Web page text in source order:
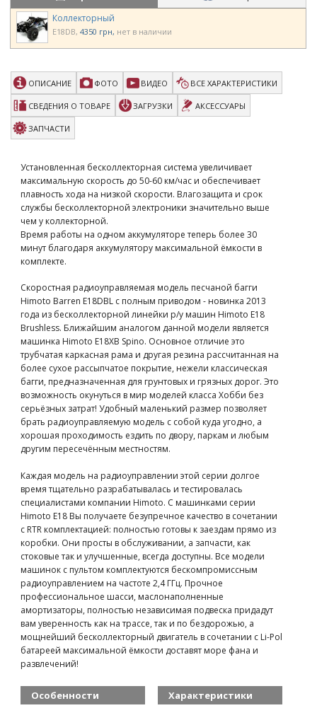
Коллекторный
E18DB 4350 грн нет в наличии
ОПИСАНИЕ ФОТО ВИДЕО ВСЕ ХАРАКТЕРИСТИКИ
СВЕДЕНИЯ О ТОВАРЕ ЗАГРУЗКИ АКСЕССУАРЫ
ЗАПЧАСТИ
Установленная бесколлекторная система увеличивает
максимальную скорость до 50-60 км/час и обеспечивает
плавность хода на низкой скорости. Влагозащита и срок
службы бесколлекторной электроники значительно выше
чем у коллекторной.
Время работы на одном аккумуляторе теперь более 30
минут благодаря аккумулятору максимальной ёмкости в
комплекте.
Скоростная радиоуправляемая модель песчаной багги
Himoto Barren E18DBL с полным приводом - новинка 2013
года из бесколлекторной линейки р/у машин Himoto E18
Brushless. Ближайшим аналогом данной модели является
машинка Himoto E18XB Spino. Основное отличие это
трубчатая каркасная рама и другая резина рассчитанная на
более сухое рассыпчатое покрытие, нежели классическая
багги, предназначенная для грунтовых и грязных дорог. Это
возможность окунуться в мир моделей класса Хобби без
серьёзных затрат! Удобный маленький размер позволяет
брать радиоуправляемую модель с собой куда угодно, а
хорошая проходимость ездить по двору, паркам и любым
другим пересечённым местностям.
Каждая модель на радиоуправлении этой серии долгое
время тщательно разрабатывалась и тестировалась
специалистами компании Himoto. С машинками серии
Himoto E18 Вы получаете безупречное качество в сочетании
с RTR комплектацией: полностью готовы к заездам прямо из
коробки. Они просты в обслуживании, а запчасти, как
стоковые так и улучшенные, всегда доступны. Все модели
машинок с пультом комплектуются бескомпромиссным
радиоуправлением на частоте 2,4 ГГц. Прочное
профессиональное шасси, маслонаполненные
амортизаторы, полностью независимая подвеска придадут
вам уверенность как на трассе, так и по бездорожью, а
мощнейший бесколлекторный двигатель в сочетании с Li-Pol
батареей максимальной ёмкости доставят море фана и
развлечений!
Особенности Характеристики